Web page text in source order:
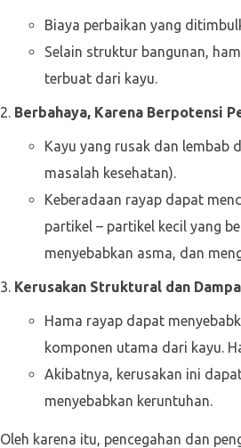
Biaya perbaikan yang
Selain struktur bangunan,
terbuat dari kayu.
Berbahaya, Karena Berpotensi
Kayu yang rusak dan lembab
masalah kesehatan).
Keberadaan rayap dapat
partikel – partikel kecil yang
menyebabkan asma, dan
Kerusakan Struktural dan
Hama rayap dapat
komponen utama dari kayu.
Akibatnya, kerusakan ini
menyebabkan keruntuhan.
Oleh karena itu, pencegahan dan